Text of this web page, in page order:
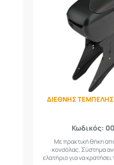
ΔΙΕΘΝΗΣ
Κωδικός:
Με πρακτική θήκη
κονσόλας. Σύστημα
ελατήριο για να κρατήσει